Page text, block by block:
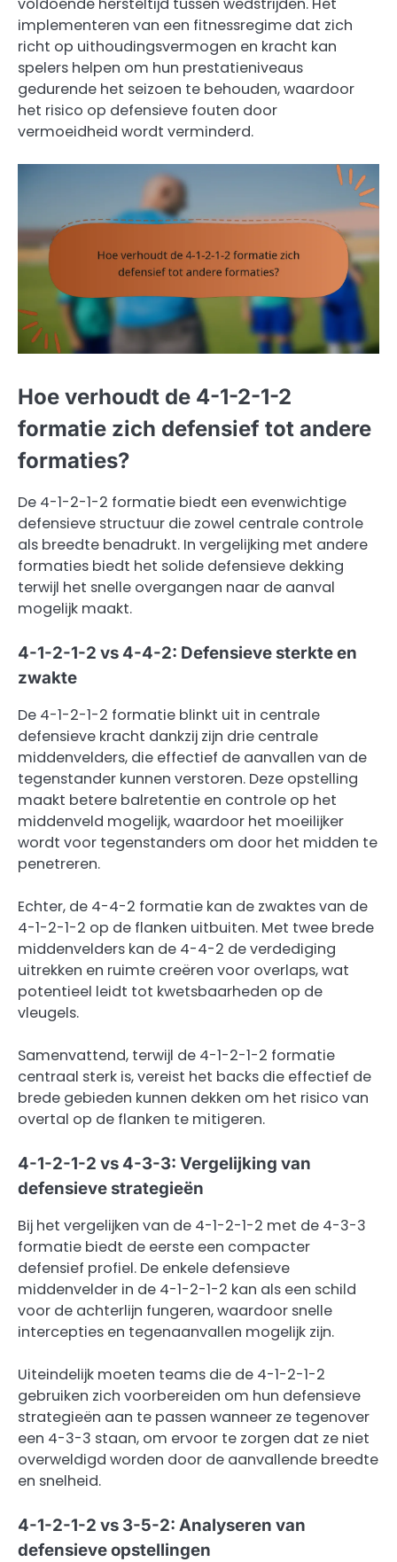
implementeren van een fitnessregime dat zich
richt op uithoudingsvermogen en kracht kan
spelers helpen om hun prestatieniveaus
gedurende het seizoen te behouden, waardoor
het risico op defensieve fouten door
vermoeidheid wordt verminderd.
Hoe verhoudt de 4-1-2-1-2
formatie zich defensief tot andere
formaties?
De 4-1-2-1-2 formatie biedt een evenwichtige
defensieve structuur die zowel centrale controle
als breedte benadrukt. In vergelijking met andere
formaties biedt het solide defensieve dekking
terwijl het snelle overgangen naar de aanval
mogelijk maakt.
4-1-2-1-2 vs 4-4-2: Defensieve sterkte en
zwakte
De 4-1-2-1-2 formatie blinkt uit in centrale
defensieve kracht dankzij zijn drie centrale
middenvelders, die effectief de aanvallen van de
tegenstander kunnen verstoren. Deze opstelling
maakt betere balretentie en controle op het
middenveld mogelijk, waardoor het moeilijker
wordt voor tegenstanders om door het midden te
penetreren.
Echter, de 4-4-2 formatie kan de zwaktes van de
4-1-2-1-2 op de flanken uitbuiten. Met twee brede
middenvelders kan de 4-4-2 de verdediging
uitrekken en ruimte creëren voor overlaps, wat
potentieel leidt tot kwetsbaarheden op de
vleugels.
Samenvattend, terwijl de 4-1-2-1-2 formatie
centraal sterk is, vereist het backs die effectief de
brede gebieden kunnen dekken om het risico van
overtal op de flanken te mitigeren.
4-1-2-1-2 vs 4-3-3: Vergelijking van
defensieve strategieën
Bij het vergelijken van de 4-1-2-1-2 met de 4-3-3
formatie biedt de eerste een compacter
defensief profiel. De enkele defensieve
middenvelder in de 4-1-2-1-2 kan als een schild
voor de achterlijn fungeren, waardoor snelle
intercepties en tegenaanvallen mogelijk zijn.
Uiteindelijk moeten teams die de 4-1-2-1-2
gebruiken zich voorbereiden om hun defensieve
strategieën aan te passen wanneer ze tegenover
een 4-3-3 staan, om ervoor te zorgen dat ze niet
overweldigd worden door de aanvallende breedte
en snelheid.
4-1-2-1-2 vs 3-5-2: Analyseren van
defensieve opstellingen